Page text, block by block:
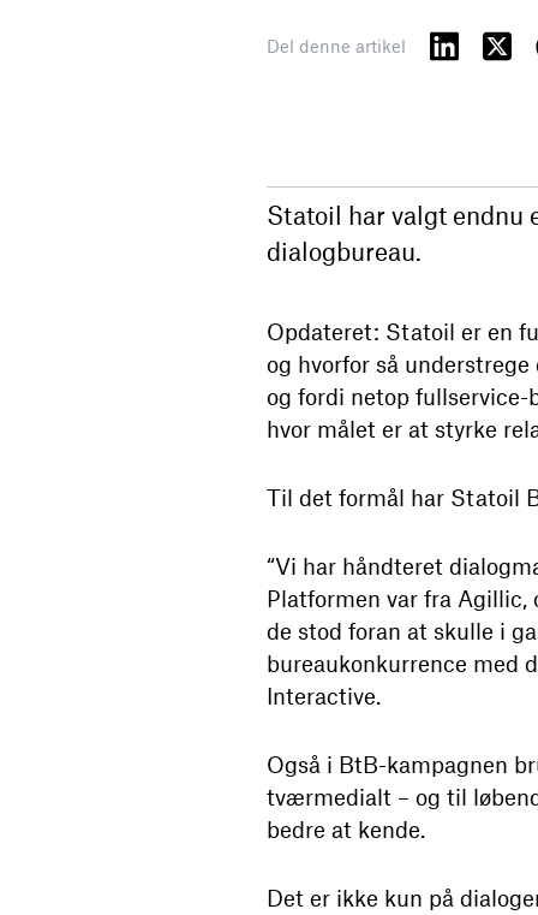
Del denne artikel
Statoil har valgt endnu
dialogbureau.
Opdateret: Statoil er en
og hvorfor så
og fordi netop
hvor målet er at styrke
Til det formål har Statoil
“Vi har håndteret
Platformen var fra Agillic,
de stod foran at skulle i
bureaukonkurrence med
Interactive.
Også i BtB-kampagnen
tværmedialt – og til
bedre at kende.
Det er ikke kun på